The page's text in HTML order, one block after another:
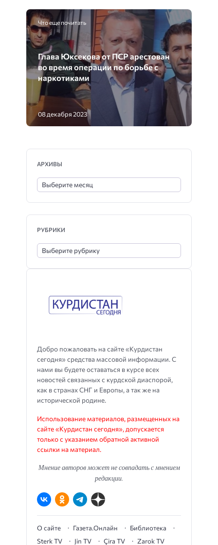
Что еще почитать
Глава Юксекова от ПСР арестован
во время операции по борьбе с
наркотиками
08 декабря 2023
Добро пожаловать на сайте «Курдистан
сегодня» средства массовой информации. С
нами вы будете оставаться в курсе всех
новостей связанных с курдской диаспорой,
как в странах СНГ и Европы, а так же на
исторической родине.
Использование материалов, размещенных на
сайте «Курдистан сегодня», допускается
только с указанием обратной активной
ссылки на материал.
Мнение авторов может не совпадать с мнением
редакции.
О сайте Газета.Онлайн
Библиотека
Sterk TV
Jin TV Çira TV Zarok TV
АРХИВЫ
РУБРИКИ